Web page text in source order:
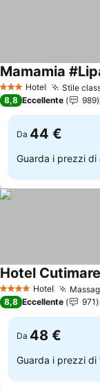
3 StelleHotel Stile
Mamamia
8,8 Eccellente 989
Da 44 €
Guarda i prezzi di
4 Stelle Hotel
Hotel Cutimare
8,8 Eccellente 971
Da 48 €
Guarda i prezzi di